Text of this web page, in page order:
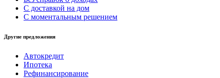
С доставкой на дом
С моментальным решением
Другие предложения
Автокредит
Ипотека
Рефинансирование